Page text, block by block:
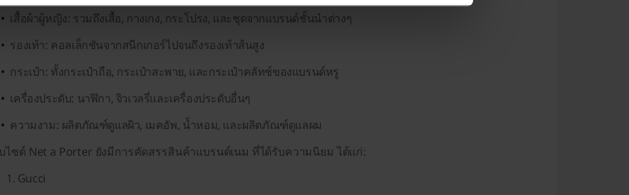
เสื้อผ้าผู้หญิง: รวมถึงเสื้อ, กางเกง, กระโปรง, และชุดจากแบรนด์ชั้นนำต่างๆ
รองเท้า: คอลเล็กชันจากสนีกเกอร์ไปจนถึงรองเท้าส้นสูง
กระเป๋า: ทั้งกระเป๋าถือ, กระเป๋าสะพาย, และกระเป๋าคลัทช์ของแบรนด์หรู
เครื่องประดับ: นาฬิกา, จิวเวลรี่และเครื่องประดับอื่นๆ
ความงาม: ผลิตภัณฑ์ดูแลผิว, เมคอัพ, น้ำหอม, และผลิตภัณฑ์ดูแลผม
บไซต์ Net a Porter ยังมีการคัดสรรสินค้าแบรนด์เนม ที่ได้รับความนิยม ได้แก่:
Gucci